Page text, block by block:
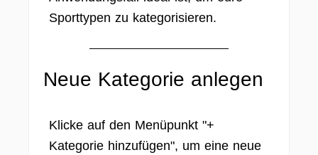
Sporttypen zu kategorisieren.
Neue Kategorie anlegen
Klicke auf den Menüpunkt "+
Kategorie hinzufügen", um eine neue